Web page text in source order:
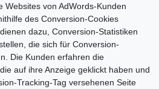
Websites von AdWords-Kunden
des Conversion-Cookies
dazu, Conversion-Statistiken
die sich für Conversion-
Die Kunden erfahren die
auf ihre Anzeige geklickt haben und
Tracking-Tag versehenen Seite